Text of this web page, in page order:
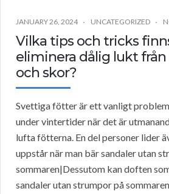
JANUARY 26, 2024 UNCATEGORIZED
Vilka tips och tricks
eliminera dålig lukt
och skor?
Svettiga fötter är ett vanligt
under vintertider när det är
lufta fötterna. En del personer lider
uppstår när man bär sandaler utan
sommaren|Dessutom kan doften
sandaler utan strumpor på